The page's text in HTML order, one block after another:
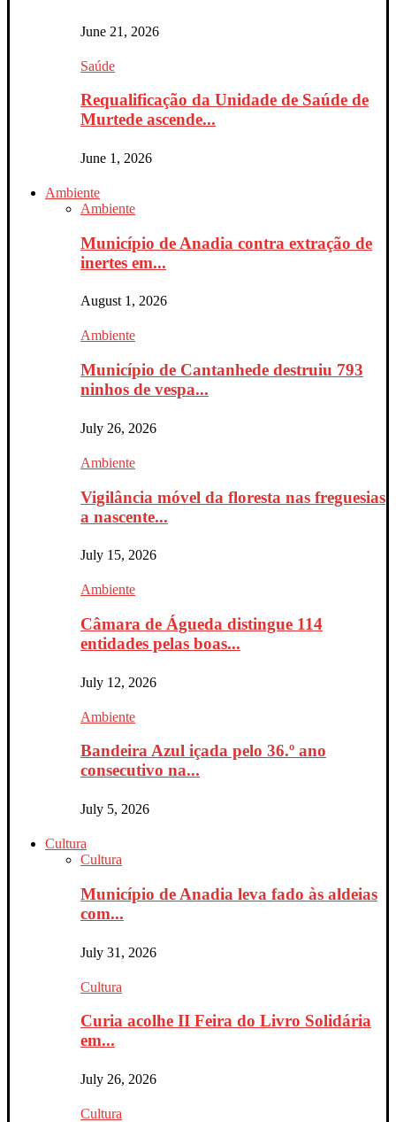
June 21, 2026
Saúde
Requalificação da Unidade de Saúde de
Murtede ascende...
June 1, 2026
Ambiente
Ambiente
Município de Anadia contra extração de
inertes em...
August 1, 2026
Ambiente
Município de Cantanhede destruiu 793
ninhos de vespa...
July 26, 2026
Ambiente
Vigilância móvel da floresta nas freguesias
a nascente...
July 15, 2026
Ambiente
Câmara de Águeda distingue 114
entidades pelas boas...
July 12, 2026
Ambiente
Bandeira Azul içada pelo 36.º ano
consecutivo na...
July 5, 2026
Cultura
Cultura
Município de Anadia leva fado às aldeias
com...
July 31, 2026
Cultura
Curia acolhe II Feira do Livro Solidária
em...
July 26, 2026
Cultura